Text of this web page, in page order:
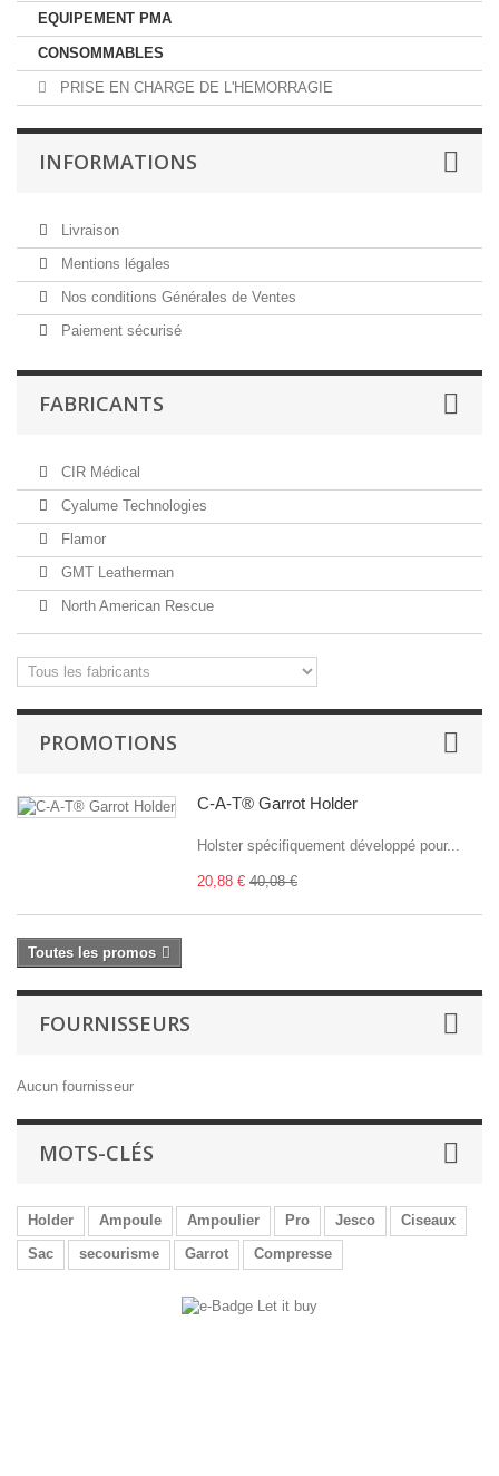
EQUIPEMENT PMA
CONSOMMABLES
PRISE EN CHARGE DE L'HEMORRAGIE
INFORMATIONS
Livraison
Mentions légales
Nos conditions Générales de Ventes
Paiement sécurisé
FABRICANTS
CIR Médical
Cyalume Technologies
Flamor
GMT Leatherman
North American Rescue
PROMOTIONS
C-A-T® Garrot Holder
Holster spécifiquement développé pour...
20,88 € 40,08 €
Toutes les promos
FOURNISSEURS
Aucun fournisseur
MOTS-CLÉS
Holder Ampoule Ampoulier Pro Jesco
Ciseaux
Sac
secourisme Garrot Compresse